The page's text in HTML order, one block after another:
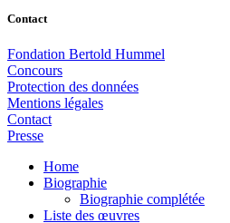
Contact
Fondation Bertold Hummel
Concours
Protection des données
Mentions légales
Contact
Presse
Home
Biographie
Biographie complétée
Liste des œuvres